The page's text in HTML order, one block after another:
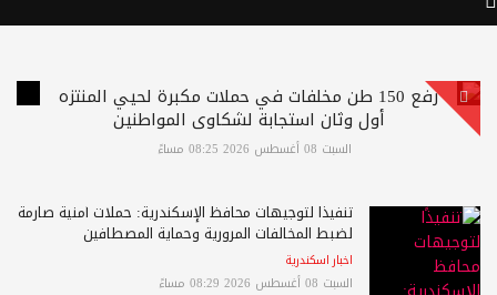
رفع 150 طن مخلفات في حملات مكبرة لحيي المنتزه
أول وثان استجابة لشكاوى المواطنين
السبت 08 أغسطس 2026 08:25 مساءً
تنفيذًا لتوجيهات محافظ الإسكندرية: حملات أمنية صارمة
لضبط المخالفات المرورية وحماية المصطافين
اخبار اسكندرية
السبت 08 أغسطس 2026 08:29 مساءً